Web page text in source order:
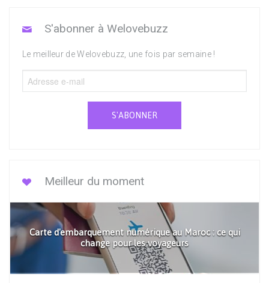
S'abonner à Welovebuzz
Le meilleur de Welovebuzz, une fois par semaine !
S'ABONNER
Meilleur du moment
Carte d'embarquement numérique au Maroc : ce qui
change pour les voyageurs